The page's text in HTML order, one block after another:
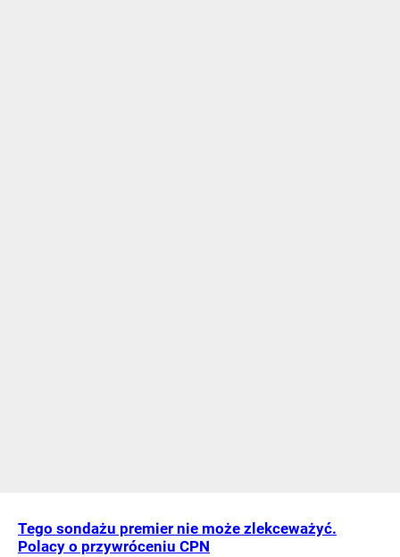
Tego sondażu premier nie może zlekceważyć.
Polacy o przywróceniu CPN